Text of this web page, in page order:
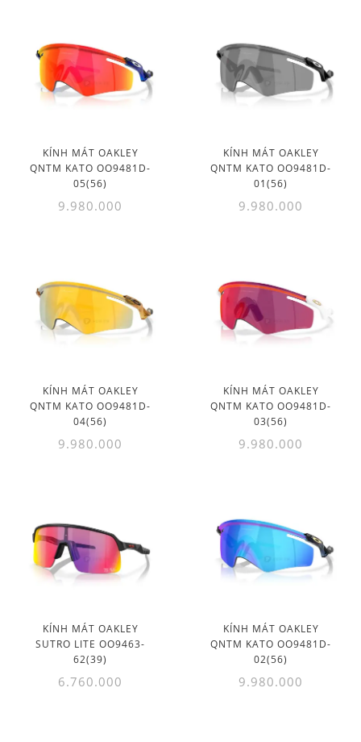
KÍNH MÁT OAKLEY
QNTM KATO OO9481D-
05(56)
9.980.000
KÍNH MÁT OAKLEY
QNTM KATO OO9481D-
01(56)
9.980.000
KÍNH MÁT OAKLEY
QNTM KATO OO9481D-
04(56)
9.980.000
KÍNH MÁT OAKLEY
QNTM KATO OO9481D-
03(56)
9.980.000
KÍNH MÁT OAKLEY
SUTRO LITE OO9463-
62(39)
6.760.000
KÍNH MÁT OAKLEY
QNTM KATO OO9481D-
02(56)
9.980.000